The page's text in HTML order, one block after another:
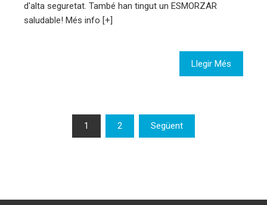
d'alta seguretat. També han tingut un ESMORZAR
saludable! Més info [+]
Llegir Més
Paginació
1 2 Següent